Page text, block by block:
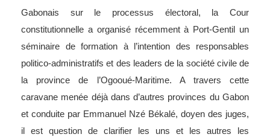
Gabonais sur le processus électoral, la Cour
constitutionnelle a organisé récemment à Port-Gentil un
séminaire de formation à l’intention des responsables
politico-administratifs et des leaders de la société civile de
la province de l’Ogooué-Maritime. A travers cette
caravane menée déjà dans d’autres provinces du Gabon
et conduite par Emmanuel Nzé Békalé, doyen des juges,
il est question de clarifier les uns et les autres les